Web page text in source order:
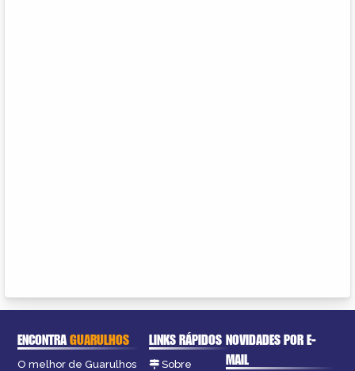
ENCONTRAGUARULHOS
O melhor de Guarulhos
LINKS RÁPIDOS
Sobre
NOVIDADES POR E-
MAIL